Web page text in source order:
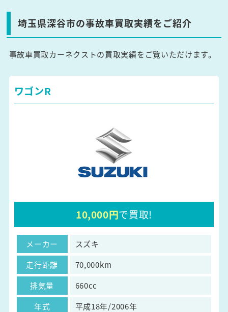
埼玉県深谷市の事故車買取実績をご紹介
事故車買取カーネクストの買取実績をご覧いただけます。
ワゴンR
10,000円で買取!
メーカー
スズキ
走行距離
70,000km
排気量
660cc
年式
平成18年/2006年